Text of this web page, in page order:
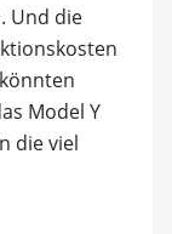
Und die
Model Y
die viel